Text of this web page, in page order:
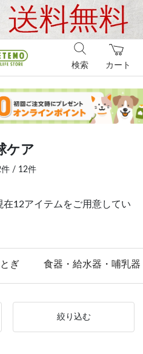
カート
検索
ケア
件 / 12件
12アイテムをご用意してい
ぎ 食器・給水器・哺乳器
絞り込む